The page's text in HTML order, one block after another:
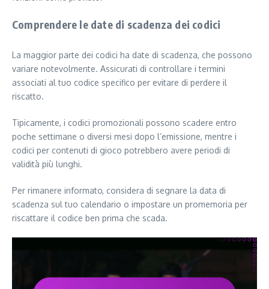
Comprendere le date di scadenza dei codici
La maggior parte dei codici ha date di scadenza, che possono
variare notevolmente. Assicurati di controllare i termini
associati al tuo codice specifico per evitare di perdere il
riscatto.
Tipicamente, i codici promozionali possono scadere entro
poche settimane o diversi mesi dopo l’emissione, mentre i
codici per contenuti di gioco potrebbero avere periodi di
validità più lunghi.
Per rimanere informato, considera di segnare la data di
scadenza sul tuo calendario o impostare un promemoria per
riscattare il codice ben prima che scada.